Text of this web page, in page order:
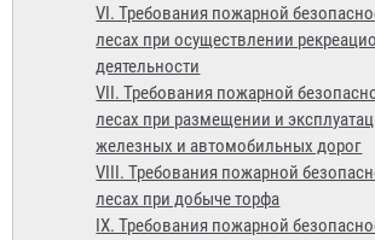
VI. Требования пожарной
лесах при осуществлении
деятельности
VII. Требования пожарной
лесах при размещении и
железных и автомобильных дорог
VIII. Требования пожарной
лесах при добыче торфа
IX. Требования пожарной